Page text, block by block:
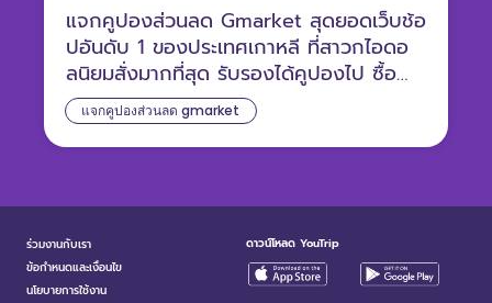
แจกคูปองส่วนลด gmarket
แจกคูปองส่วนลด Gmarket สุดยอดเว็บช้อ
ปอันดับ 1 ของประเทศเกาหลี ที่สาวกไอดอ
ลนิยมสั่งมากที่สุด รับรองได้คูปองไป ซื้อ
ของได้ถูกกว่าเมืองไทยแน่ๆ
ร่วมงานกับเรา
ข้อกำหนดและเงื่อนไข
นโยบายการใช้งาน
ดาวน์โหลด YouTrip